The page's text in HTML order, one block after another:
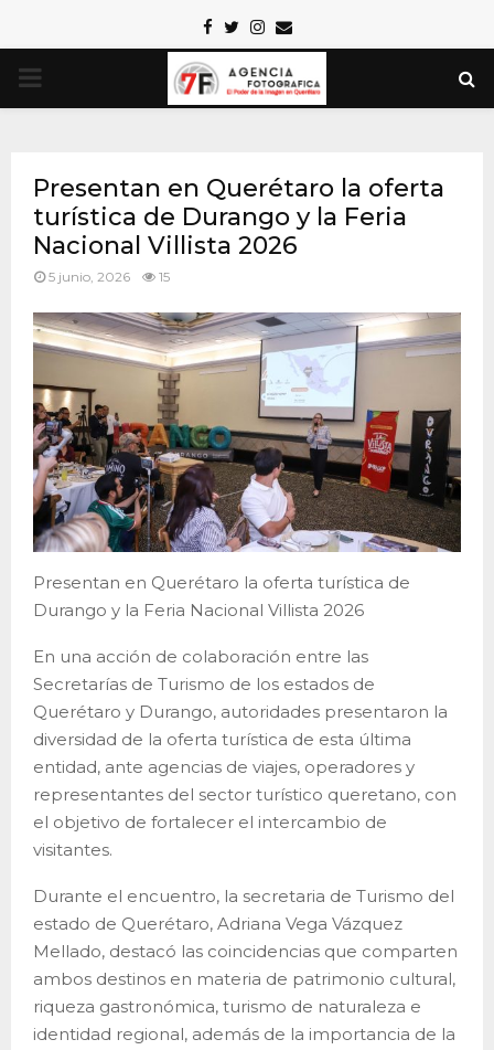
Facebook
TwitterInstagram
Email
PRIMARY
Presentan en Querétaro la oferta
turística de Durango y la Feria
Nacional Villista 2026
5 junio, 2026 15
Presentan en Querétaro la oferta turística de
Durango y la Feria Nacional Villista 2026
En una acción de colaboración entre las
Secretarías de Turismo de los estados de
Querétaro y Durango, autoridades presentaron la
diversidad de la oferta turística de esta última
entidad, ante agencias de viajes, operadores y
representantes del sector turístico queretano, con
el objetivo de fortalecer el intercambio de
visitantes.
Durante el encuentro, la secretaria de Turismo del
estado de Querétaro, Adriana Vega Vázquez
Mellado, destacó las coincidencias que comparten
ambos destinos en materia de patrimonio cultural,
riqueza gastronómica, turismo de naturaleza e
identidad regional, además de la importancia de la